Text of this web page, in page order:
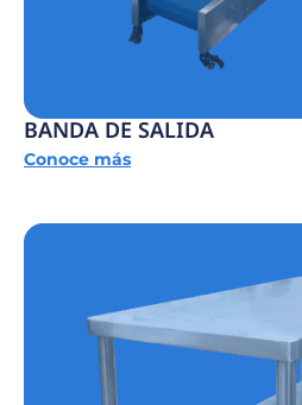
BANDA DE SALIDA
Conoce más